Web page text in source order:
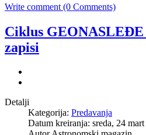
Write comment (0 Comments)
Ciklus
zapisi
Detalji
Kategorija: Predavanja
Datum kreiranja: sreda, 24